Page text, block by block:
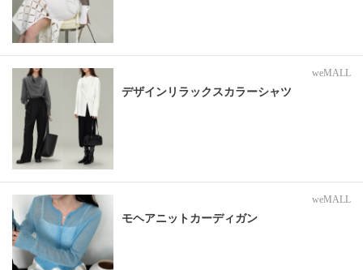
weMALL
デザインリラックスカラーシャツ
weMALL
モヘアニットカーディガン